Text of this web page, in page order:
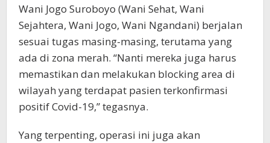
Wani Jogo Suroboyo (Wani Sehat, Wani
Sejahtera, Wani Jogo, Wani Ngandani) berjalan
sesuai tugas masing-masing, terutama yang
ada di zona merah. “Nanti mereka juga harus
memastikan dan melakukan blocking area di
wilayah yang terdapat pasien terkonfirmasi
positif Covid-19,” tegasnya.
Yang terpenting, operasi ini juga akan